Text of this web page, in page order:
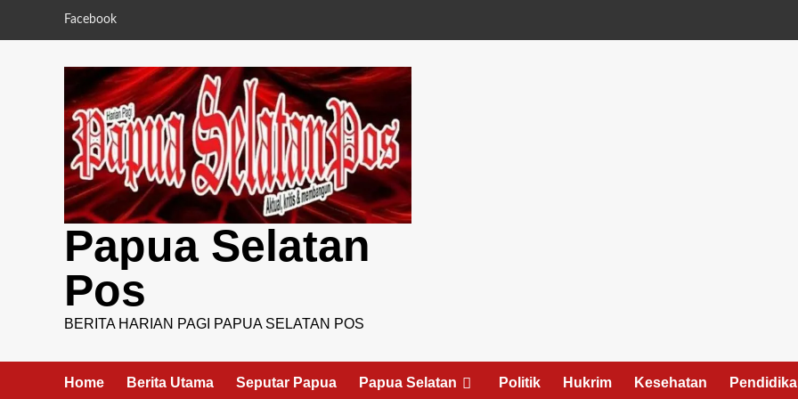
Facebook
Papua Selatan
Pos
BERITA HARIAN PAGI PAPUA SELATAN POS
Home Berita Utama Seputar Papua Papua Selatan Politik Hukrim Kesehatan